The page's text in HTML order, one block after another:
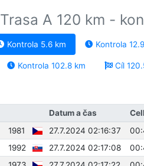
Trasa A 120 km -
Kontrola 5.6 km Kontrola
Kontrola 102.8 km Cíl
Datum a čas
1981 27.7.2024 02:16:37
1992 27.7.2024 02:17:08